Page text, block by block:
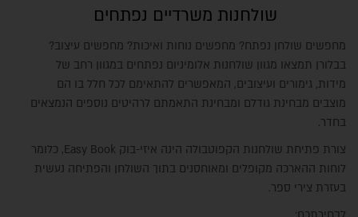
שולחנות משרדיים נפתחים
מחפשים שולחן נפתח? מחפשים נוחות ואיכות? מחפשים עיצוב?
בבלורן תמצאו מגוון שולחנות אלומיניום נפתחים במגוון רחב של
מידות, גימורים ועיצובים, המאפשרים להתאימם לכל חלל בו הם
מוצבים מבחינת גודלם ומבחינת התאמתם לרהיטים נוספים הנמצאים
בחדר.
צורת פתיחת שולחנות הקפוטבולה הינה איזי-בוק Easy Book, כלומר
לוחות ההארכה מקופלים ומאוחסנים בתוך השולחן והפתיחה נעשית
בעזרת צירי ספר.